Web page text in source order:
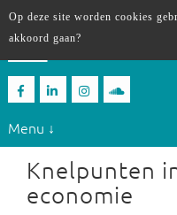
Menu ↓
Knelpunten
economie
Op deze site worden cookies
akkoord gaan?